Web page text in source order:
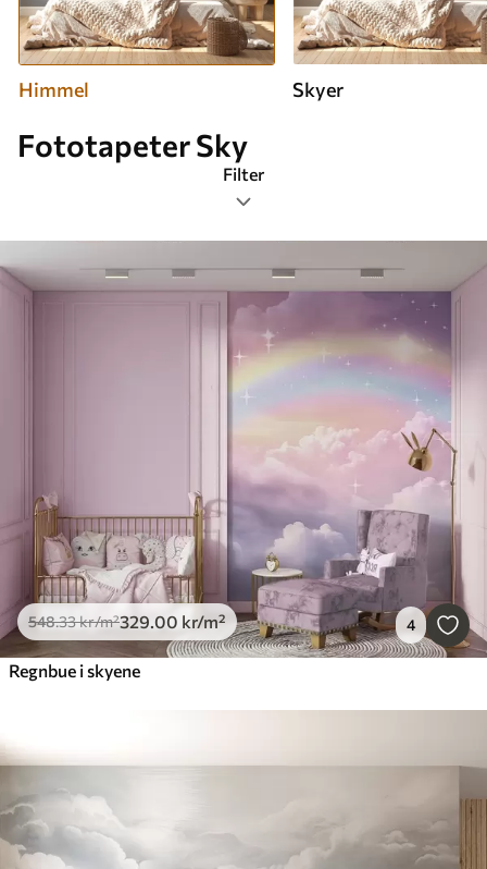
Himmel Skyer
Fototapeter Sky
Filter
Tagger
Bildeformat
Farge
Smart
548.33kr/m²329.00 kr/m² 4
Regnbue i skyene